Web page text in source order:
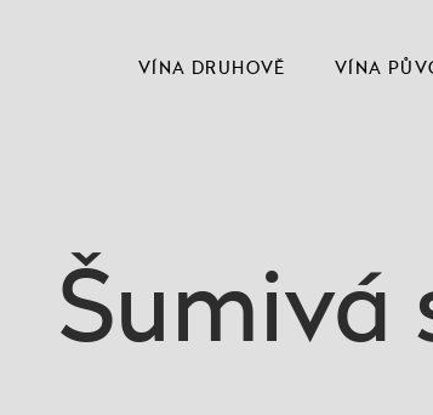
VÍNA DRUHOVĚ VÍNA
Šumivá